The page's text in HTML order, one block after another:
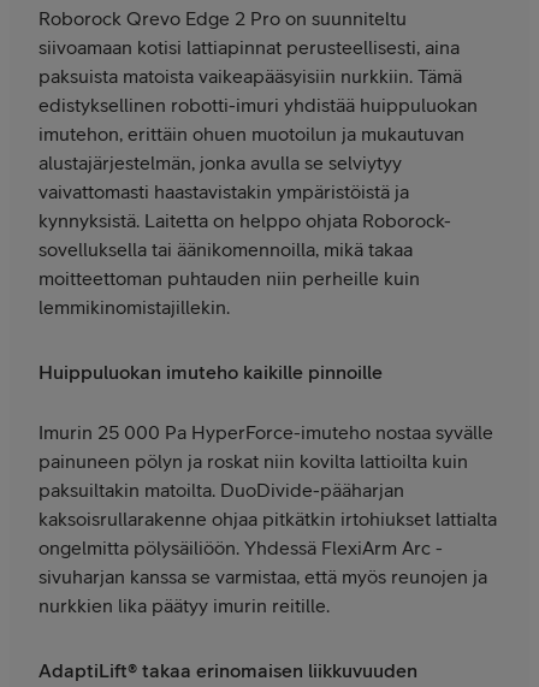
Roborock Qrevo Edge 2 Pro on suunniteltu
siivoamaan kotisi lattiapinnat perusteellisesti, aina
paksuista matoista vaikeapääsyisiin nurkkiin. Tämä
edistyksellinen robotti-imuri yhdistää huippuluokan
imutehon, erittäin ohuen muotoilun ja mukautuvan
alustajärjestelmän, jonka avulla se selviytyy
vaivattomasti haastavistakin ympäristöistä ja
kynnyksistä. Laitetta on helppo ohjata Roborock-
sovelluksella tai äänikomennoilla, mikä takaa
moitteettoman puhtauden niin perheille kuin
lemmikinomistajillekin.
Huippuluokan imuteho kaikille pinnoille
Imurin 25 000 Pa HyperForce-imuteho nostaa syvälle
painuneen pölyn ja roskat niin kovilta lattioilta kuin
paksuiltakin matoilta. DuoDivide-pääharjan
kaksoisrullarakenne ohjaa pitkätkin irtohiukset lattialta
ongelmitta pölysäiliöön. Yhdessä FlexiArm Arc -
sivuharjan kanssa se varmistaa, että myös reunojen ja
nurkkien lika päätyy imurin reitille.
AdaptiLift® takaa erinomaisen liikkuvuuden